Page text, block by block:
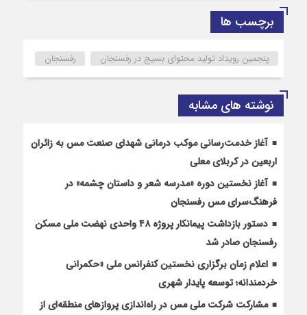
برچسب ها
پنجمین رویداد تولید محتوای بسیج در رفسنجان رفسنجان
نوشته های مشابه
آغاز خدمت‌رسانی موکب درمانی شهدای صنعت مس به زائران
اربعین در کربلای معلی
آغاز نخستین دوره «مدرسه شعر و داستان چشمه» در
فرهنگ‌سرای مس رفسنجان
دستور بازداشت پیمانکار پروژه ۴۸ واحدی نهضت ملی مسکن
رفسنجان صادر شد
اعلام زمان برگزاری نخستین کنفرانس ملی «حکمرانی
خردمندانه؛ توسعه پایدار شهری
مشارکت شرکت ملی مس در راه‌اندازی پروازهای منطقه‌ای از